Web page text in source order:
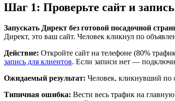
Шаг 1: Проверьте сайт и
Запускать Директ без готовой посадочной
Директ, это ваш сайт. Человек кликнул по
Действие: Откройте сайт на телефоне (80%
запись для клиентов. Если записи нет —
Ожидаемый результат: Человек, кликнувший по
Типичная ошибка: Вести весь трафик на